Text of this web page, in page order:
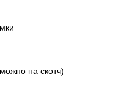
на скотч)